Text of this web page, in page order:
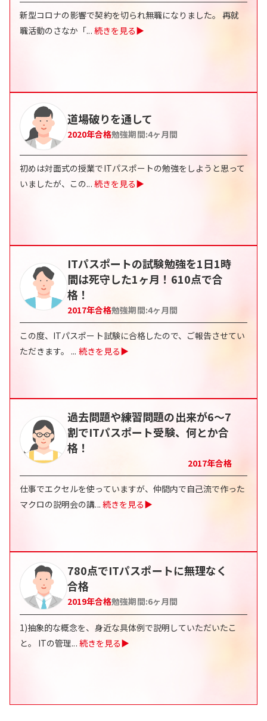
新型コロナの影響で契約を切られ無職になりました。 再就
職活動のさなか「... 続きを見る▶
道場破りを通して
2020年合格勉強期間:4ヶ月間
初めは対面式の授業でITパスポートの勉強をしようと思って
いましたが、この... 続きを見る▶
ITパスポートの試験勉強を1日1時
間は死守した1ヶ月！610点で合
格！
2017年合格勉強期間:4ヶ月間
この度、ITパスポート試験に合格したので、ご報告させてい
ただきます。 ... 続きを見る▶
過去問題や練習問題の出来が6～7
割でITパスポート受験、何とか合
格！
2017年合格
仕事でエクセルを使っていますが、仲間内で自己流で作った
マクロの説明会の講... 続きを見る▶
780点でITパスポートに無理なく
合格
2019年合格勉強期間:6ヶ月間
1)抽象的な概念を、身近な具体例で説明していただいたこ
と。 ITの管理... 続きを見る▶